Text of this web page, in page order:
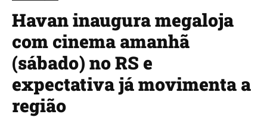
Havan inaugura megaloja
com cinema amanhã
(sábado) no RS e
expectativa já movimenta a
região